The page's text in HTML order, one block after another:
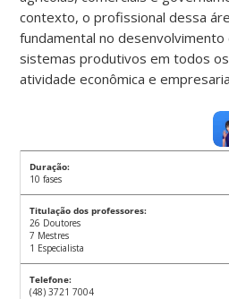
contexto, o profissional dessa
fundamental no desenvolvimento
sistemas produtivos em todos
atividade econômica e
Duração:
10 fases
Titulação dos professores:
26 Doutores
7 Mestres
1 Especialista
Telefone:
(48) 3721 7004